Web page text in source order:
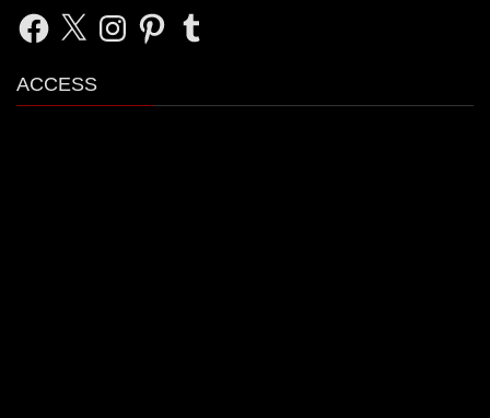
Facebook
X InstagramPinterestTumblr
ACCESS